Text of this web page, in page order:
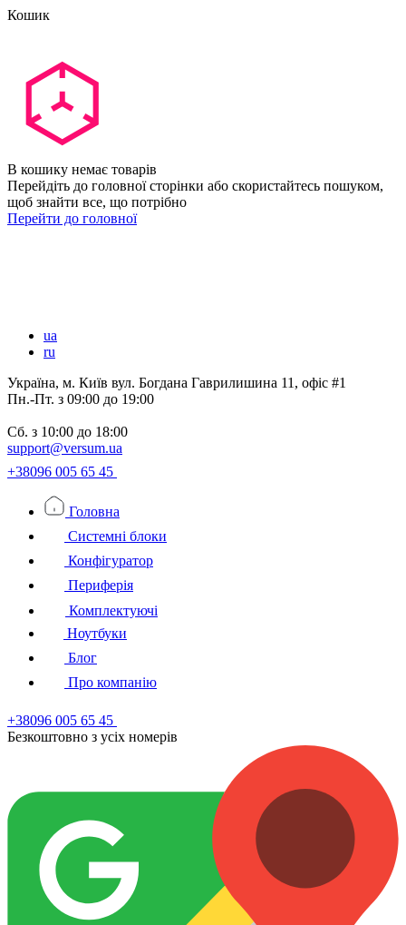
Кошик
В кошику немає товарів
Перейдіть до головної сторінки або скористайтесь пошуком,
щоб знайти все, що потрібно
Перейти до головної
ua
ru
Україна, м. Київ вул. Богдана Гаврилишина 11, офіс #1
Пн.-Пт. з 09:00 до 19:00
Сб. з 10:00 до 18:00
support@versum.ua
+38096 005 65 45
Головна
Системні блоки
Конфігуратор
Периферія
Комплектуючі
Ноутбуки
Блог
Про компанію
+38096 005 65 45
Безкоштовно з усiх номерiв